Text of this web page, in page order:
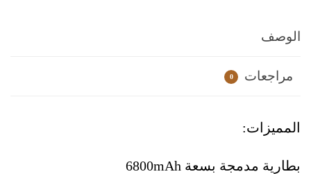
الوصف
مراجعات 0
المميزات:
بطارية مدمجة بسعة 6800mAh